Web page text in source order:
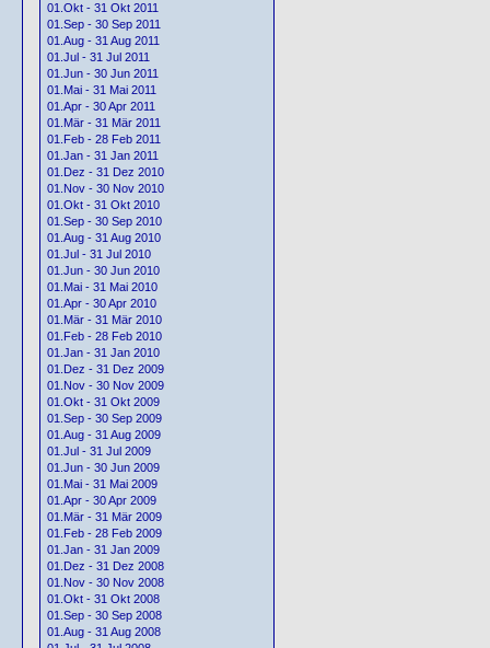
01.Okt - 31 Okt 2011
01.Sep - 30 Sep 2011
01.Aug - 31 Aug 2011
01.Jul - 31 Jul 2011
01.Jun - 30 Jun 2011
01.Mai - 31 Mai 2011
01.Apr - 30 Apr 2011
01.Mär - 31 Mär 2011
01.Feb - 28 Feb 2011
01.Jan - 31 Jan 2011
01.Dez - 31 Dez 2010
01.Nov - 30 Nov 2010
01.Okt - 31 Okt 2010
01.Sep - 30 Sep 2010
01.Aug - 31 Aug 2010
01.Jul - 31 Jul 2010
01.Jun - 30 Jun 2010
01.Mai - 31 Mai 2010
01.Apr - 30 Apr 2010
01.Mär - 31 Mär 2010
01.Feb - 28 Feb 2010
01.Jan - 31 Jan 2010
01.Dez - 31 Dez 2009
01.Nov - 30 Nov 2009
01.Okt - 31 Okt 2009
01.Sep - 30 Sep 2009
01.Aug - 31 Aug 2009
01.Jul - 31 Jul 2009
01.Jun - 30 Jun 2009
01.Mai - 31 Mai 2009
01.Apr - 30 Apr 2009
01.Mär - 31 Mär 2009
01.Feb - 28 Feb 2009
01.Jan - 31 Jan 2009
01.Dez - 31 Dez 2008
01.Nov - 30 Nov 2008
01.Okt - 31 Okt 2008
01.Sep - 30 Sep 2008
01.Aug - 31 Aug 2008